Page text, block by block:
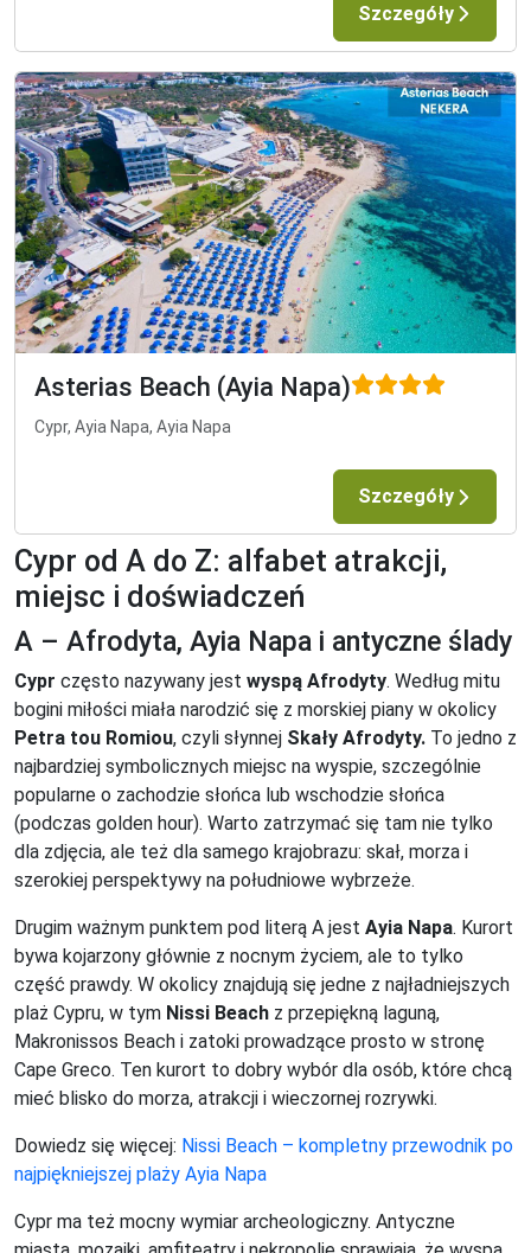
Szczegóły
Asterias Beach (Ayia Napa)
Cypr, Ayia Napa, Ayia Napa
Szczegóły
Cypr od A do Z: alfabet atrakcji,
miejsc i doświadczeń
A – Afrodyta, Ayia Napa i antyczne ślady
Cypr często nazywany jest wyspą Afrodyty. Według mitu
bogini miłości miała narodzić się z morskiej piany w okolicy
Petra tou Romiou, czyli słynnej Skały Afrodyty. To jedno z
najbardziej symbolicznych miejsc na wyspie, szczególnie
popularne o zachodzie słońca lub wschodzie słońca
(podczas golden hour). Warto zatrzymać się tam nie tylko
dla zdjęcia, ale też dla samego krajobrazu: skał, morza i
szerokiej perspektywy na południowe wybrzeże.
Drugim ważnym punktem pod literą A jest Ayia Napa. Kurort
bywa kojarzony głównie z nocnym życiem, ale to tylko
część prawdy. W okolicy znajdują się jedne z najładniejszych
plaż Cypru, w tym Nissi Beach z przepiękną laguną,
Makronissos Beach i zatoki prowadzące prosto w stronę
Cape Greco. Ten kurort to dobry wybór dla osób, które chcą
mieć blisko do morza, atrakcji i wieczornej rozrywki.
Dowiedz się więcej: Nissi Beach – kompletny przewodnik po
najpiękniejszej plaży Ayia Napa
Cypr ma też mocny wymiar archeologiczny. Antyczne